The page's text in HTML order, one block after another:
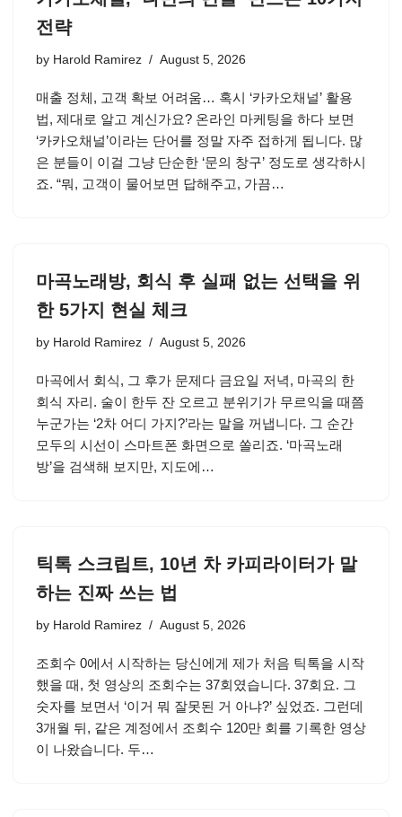
전략
by Harold Ramirez August 5, 2026
매출 정체, 고객 확보 어려움… 혹시 ‘카카오채널’ 활용
법, 제대로 알고 계신가요? 온라인 마케팅을 하다 보면
‘카카오채널’이라는 단어를 정말 자주 접하게 됩니다. 많
은 분들이 이걸 그냥 단순한 ‘문의 창구’ 정도로 생각하시
죠. “뭐, 고객이 물어보면 답해주고, 가끔…
마곡노래방, 회식 후 실패 없는 선택을 위
한 5가지 현실 체크
by Harold Ramirez August 5, 2026
마곡에서 회식, 그 후가 문제다 금요일 저녁, 마곡의 한
회식 자리. 술이 한두 잔 오르고 분위기가 무르익을 때쯤
누군가는 ‘2차 어디 가지?’라는 말을 꺼냅니다. 그 순간
모두의 시선이 스마트폰 화면으로 쏠리죠. ‘마곡노래
방’을 검색해 보지만, 지도에…
틱톡 스크립트, 10년 차 카피라이터가 말
하는 진짜 쓰는 법
by Harold Ramirez August 5, 2026
조회수 0에서 시작하는 당신에게 제가 처음 틱톡을 시작
했을 때, 첫 영상의 조회수는 37회였습니다. 37회요. 그
숫자를 보면서 ‘이거 뭐 잘못된 거 아냐?’ 싶었죠. 그런데
3개월 뒤, 같은 계정에서 조회수 120만 회를 기록한 영상
이 나왔습니다. 두…